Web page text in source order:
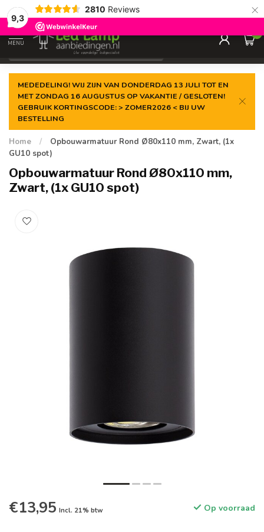
9,3
2810 Reviews ×
Gegarandeerde delaagste prijs
MENU
0
MEDEDELING! WIJ ZIJN VAN DONDERDAG 13 JULI TOT EN
MET ZONDAG 16 AUGUSTUS OP VAKANTIE / GESLOTEN!
GEBRUIK KORTINGSCODE: > ZOMER2026 < BIJ UW
BESTELLING
Home /
Opbouwarmatuur Rond Ø80x110 mm, Zwart, (1x
GU10 spot)
Opbouwarmatuur Rond Ø80x110 mm,
Zwart, (1x GU10 spot)
€13,95 Incl. 21% btw Op voorraad